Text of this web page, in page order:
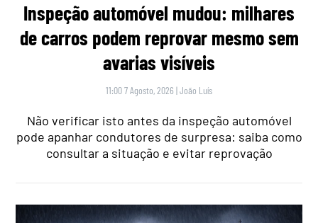
Inspeção automóvel mudou: milhares
de carros podem reprovar mesmo sem
avarias visíveis
11:00 7 Agosto, 2026 |João Luís
Não verificar isto antes da inspeção automóvel
pode apanhar condutores de surpresa: saiba como
consultar a situação e evitar reprovação